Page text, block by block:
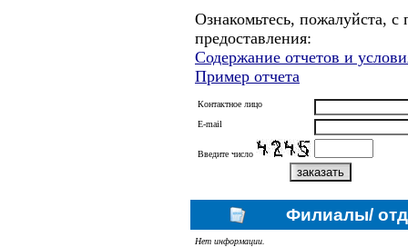
Ознакомьтесь, пожалуйста,
предоставления:
Содержание отчетов и
Пример отчета
Контактное лицо
E-mail
Введите число
Филиалы/
Нет информации.